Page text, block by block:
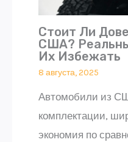
Стоит Ли
США?
Их Избежать
8 августа, 2025
Автомобили из
комплектации,
экономия по